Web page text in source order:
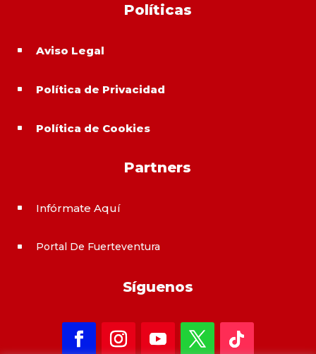
Políticas
^ Aviso Legal
^ Política de Privacidad
^ Política de Cookies
Partners
^ Infórmate Aquí
^ Portal De Fuerteventura
Síguenos